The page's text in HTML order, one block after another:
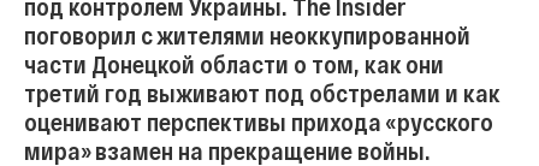
под контролем Украины. The Insider
поговорил с жителями неоккупированной
части Донецкой области о том, как они
третий год выживают под обстрелами и как
оценивают перспективы прихода «русского
мира» взамен на прекращение войны.